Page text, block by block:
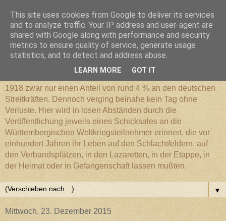
Württembergischer
Weltkriegs-Blog
1918 zwar nur einen Anteil von rund 4 % an den deutschen
Streitkräften. Dennoch verging beinahe kein Tag ohne
Verluste. Hier wird in losen Abständen durch die
Veröffentlichung jeweils eines Schicksales an die
Württembergischen Weltkriegsteilnehmer erinnert, die vor
einhundert Jahren ihr Leben auf den Schlachtfeldern, auf
den Verbandsplätzen, in den Lazaretten, in der Etappe, in
der Heimat oder in Gefangenschaft lassen mußten.
▼
Mittwoch, 23. Dezember 2015
This site uses cookies from Google to deliver its services
and to analyze traffic. Your IP address and user-agent are
shared with Google along with performance and security
metrics to ensure quality of service, generate usage
statistics, and to detect and address abuse.
LEARN MORE GOT IT